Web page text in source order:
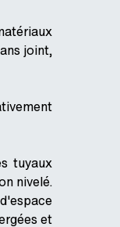
joint,
tuyaux
nivelé.
et